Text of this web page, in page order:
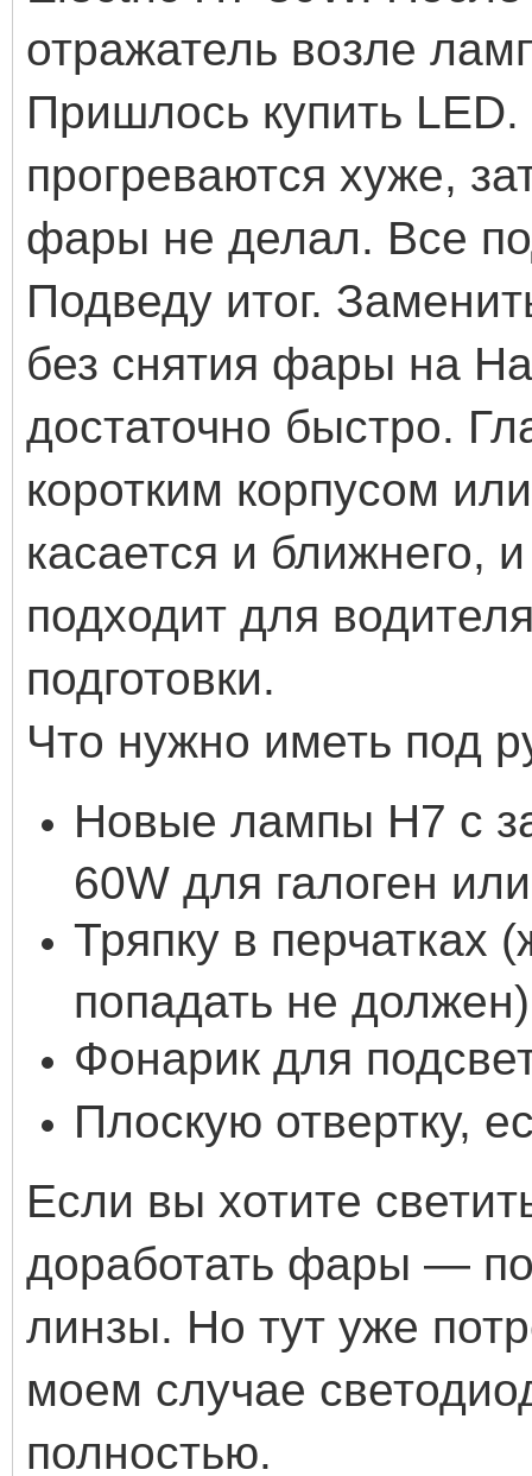
отражатель возле
Пришлось купить
прогреваются хуже,
фары не делал. Все
Подведу итог.
без снятия фары на
достаточно быстро.
коротким корпусом
касается и ближнего,
подходит для
подготовки.
Что нужно иметь под
Новые лампы H7 с
60W для галоген
Тряпку в перчатках
попадать не должен)
Фонарик для
Плоскую отвертку,
Если вы хотите
доработать фары —
линзы. Но тут уже
моем случае
полностью.